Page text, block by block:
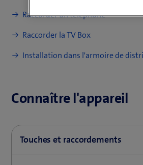
Raccorder un téléphone
Raccorder la TV Box
Installation dans l'armoire de
Connaître l'appareil
Touches et raccordements